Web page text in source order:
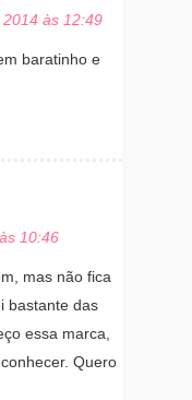
às 12:49
baratinho e
10:46
mas não fica
bastante das
essa marca,
Quero